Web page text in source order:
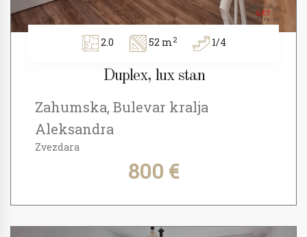
2.0 52 m2 1/4
Duplex, lux stan
Zahumska, Bulevar kralja
Aleksandra
Zvezdara
800 €